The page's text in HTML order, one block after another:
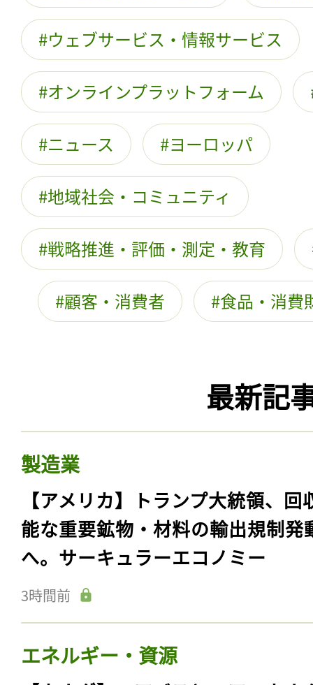
ウェブサービス・情報サービス
オンラインプラットフォーム
ニュース ヨーロッパ
地域社会・コミュニティ
戦略推進・評価・測定・教育
顧客・消費者 食品・消費
最新記
製造業
【アメリカ】トランプ大統領、回
能な重要鉱物・材料の輸出規制発
へ。サーキュラーエコノミー
3時間前
エネルギー・資源